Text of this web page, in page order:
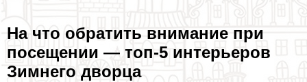
На что обратить внимание при
посещении — топ-5 интерьеров
Зимнего дворца